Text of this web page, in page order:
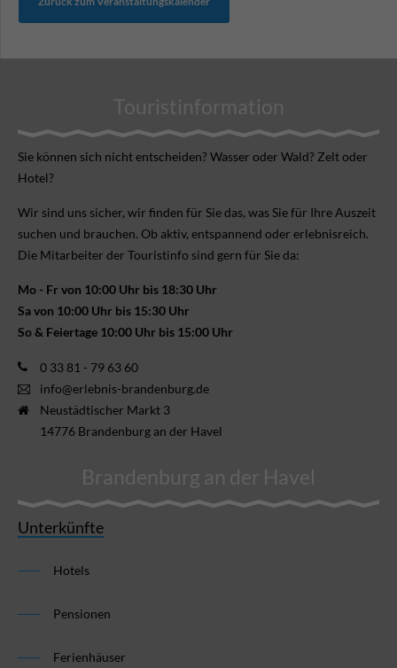
Touristinformation
Sie können sich nicht ent­scheiden? Wasser oder Wald? Zelt oder
Hotel?
Wir sind uns sicher, wir finden für Sie das, was Sie für Ihre Aus­zeit
suchen und brauchen. Ob aktiv, ent­spannend oder erlebnis­reich.
Die Mitarbeiter der Touristinfo sind gern für Sie da:
Mo - Fr von 10:00 Uhr bis 18:30 Uhr
Sa von 10:00 Uhr bis 15:30 Uhr
So & Feiertage 10:00 Uhr bis 15:00 Uhr
0 33 81 - 79 63 60
info@erlebnis-brandenburg.de
Neustädtischer Markt 3
14776 Brandenburg an der Havel
Brandenburg an der Havel
Unterkünfte
Hotels
Pensionen
Ferienhäuser